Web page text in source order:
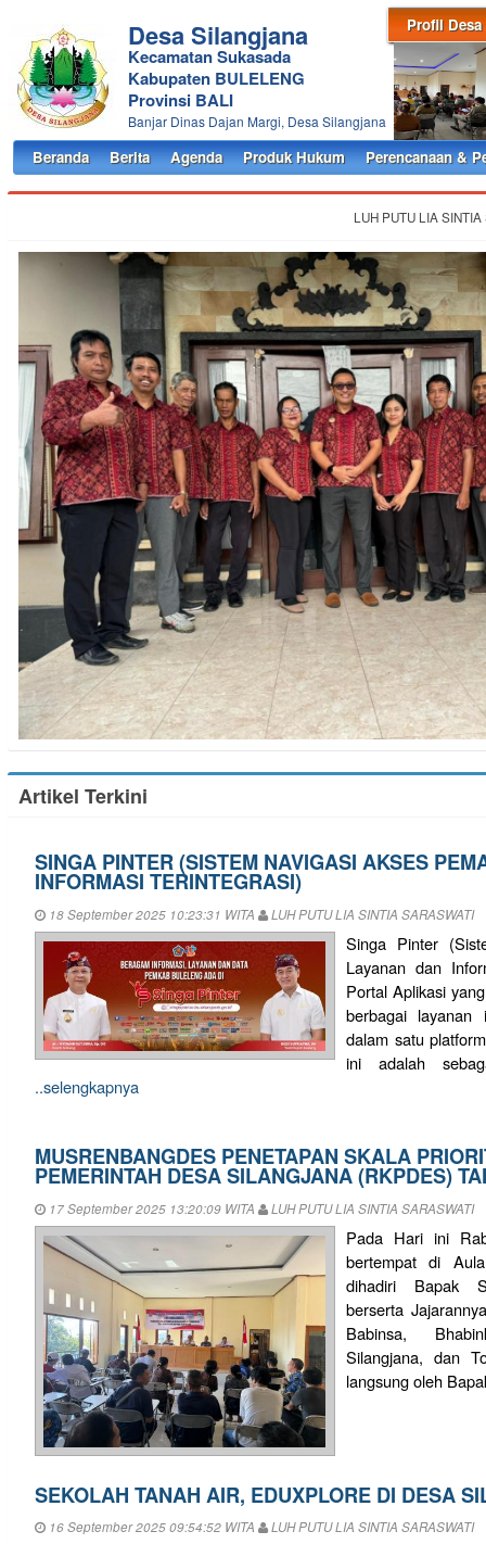
Profil Desa
Desa Silangjana
Kecamatan Sukasada
Kabupaten BULELENG
Provinsi BALI
Banjar Dinas Dajan Margi, Desa Silangjana
Beranda Berita Agenda Produk Hukum Perencanaan &
LUH PUTU LIA
Artikel Terkini
SINGA PINTER (SISTEM NAVIGASI AKSES
INFORMASI TERINTEGRASI)
18 September 2025 10:23:31 WITA LUH PUTU LIA SINTIA SARASWATI
Singa Pinter
Layanan dan
Portal Aplikasi
berbagai layanan
dalam satu
ini adalah
..selengkapnya
MUSRENBANGDES PENETAPAN SKALA
PEMERINTAH DESA SILANGJANA (RKPDES)
17 September 2025 13:20:09 WITA LUH PUTU LIA SINTIA SARASWATI
Pada Hari ini
bertempat di
dihadiri Bapak
berserta
Babinsa,
Silangjana, dan
langsung oleh
SEKOLAH TANAH AIR, EDUXPLORE DI DESA
16 September 2025 09:54:52 WITA LUH PUTU LIA SINTIA SARASWATI